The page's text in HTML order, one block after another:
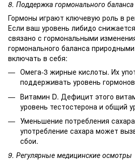
8. Поддержка гормонального баланса
Гормоны играют ключевую роль в
Если ваш уровень либидо
связано с гормональными
гормонального баланса
включать в себя:
Омега-3 жирные кислоты. Их
поддерживать уровень
Витамин D. Дефицит этого
уровень тестостерона и общий
Уменьшение потребления
употребление сахара может
сбои.
9. Регулярные медицинские осмотры